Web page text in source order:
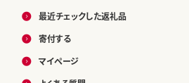
最近チェックした返礼品
寄付する
マイページ